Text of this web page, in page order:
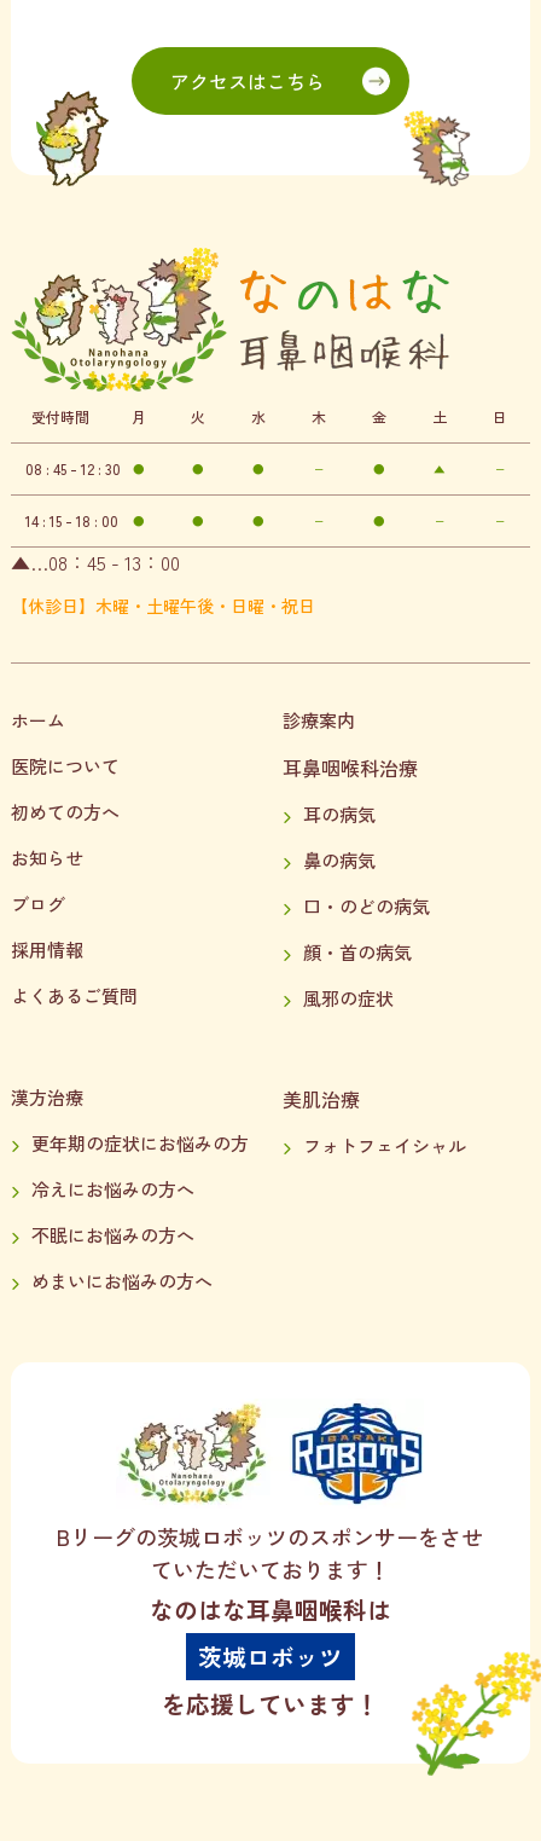
アクセスはこちら
受付時間 月 火 水 木 金 土 日
08 : 45 - 12 : 30 ● ● ● − ● ▲ −
14 : 15 - 18 : 00 ● ● ● − ● − −
▲…08：45 - 13：00
【休診日】木曜・土曜午後・日曜・祝日
ホーム
医院について
初めての方へ
お知らせ
ブログ
採用情報
よくあるご質問
診療案内
耳鼻咽喉科治療
耳の病気
鼻の病気
口・のどの病気
顔・首の病気
風邪の症状
漢方治療
更年期の症状にお悩みの方
冷えにお悩みの方へ
不眠にお悩みの方へ
めまいにお悩みの方へ
美肌治療
フォトフェイシャル
Bリーグの茨城ロボッツのスポンサーをさせ
ていただいております！
なのはな耳鼻咽喉科は
茨城ロボッツ
を応援しています！